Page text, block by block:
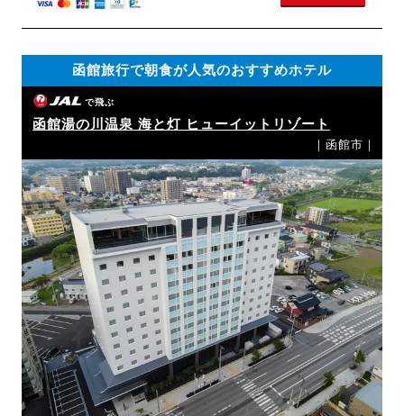
函館旅行で朝食が人気のおすすめホテル
で飛ぶ
函館湯の川温泉 海と灯 ヒューイットリゾート
｜函館市｜